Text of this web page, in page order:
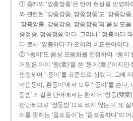
① 종래의 ‘깡총깡총’은 언어 현실을 반영하
와 관련된 ‘강중강중, 깡쭝깡쭝’도 ‘강종강
‘깡충깡충, 강중강중, 깡쭝깡쭝’의 음성 모
중겅중, 껑쭝껑쭝’이다. 그러나 ‘ 껑충하다’
다’로서 ‘깡충하다’가 오히려 비표준어이다.
② ‘-동이’도 음성 모음화를 인정하여 ‘-둥이’
어원은 아이 ‘동(童)’을 쓴 ‘동이(童-)’이지
인정되어 ‘-둥이’를 표준으로 삼았다. 그에
바람둥이, 흰둥이’에서 모두 ‘-둥이’를 쓴다.
동밤’과 같은 단어에서는 한자어 ‘쌍동(雙
판단되므로 ‘쌍둥밤’으로 쓰지 않는다. 또
이를 뜻하는 ‘옴포동이’는 ‘옴포동하다’의 어